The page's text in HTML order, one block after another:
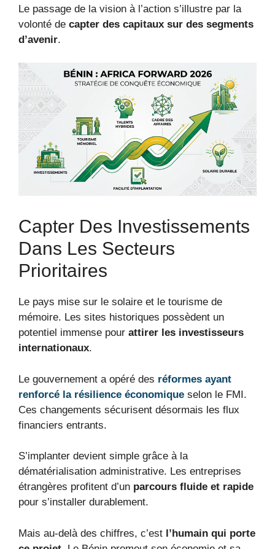
Le passage de la vision à l’action s’illustre par la
volonté de capter des capitaux sur des segments
d’avenir.
Capter Des Investissements
Dans Les Secteurs
Prioritaires
Le pays mise sur le solaire et le tourisme de
mémoire. Les sites historiques possèdent un
potentiel immense pour attirer les investisseurs
internationaux.
Le gouvernement a opéré des réformes ayant
renforcé la résilience économique selon le FMI.
Ces changements sécurisent désormais les flux
financiers entrants.
S’implanter devient simple grâce à la
dématérialisation administrative. Les entreprises
étrangères profitent d’un parcours fluide et rapide
pour s’installer durablement.
Mais au-delà des chiffres, c’est l’humain qui porte